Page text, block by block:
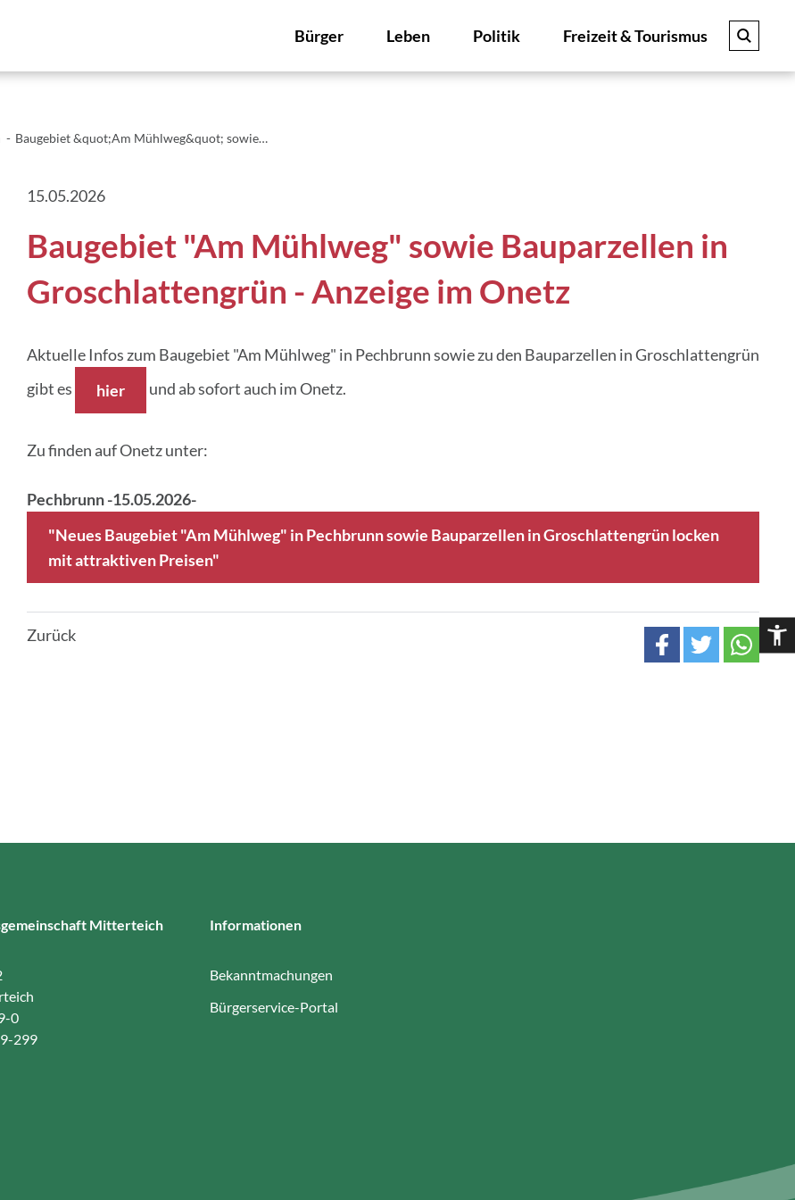
Bürger Leben Politik Freizeit & Tourismus
Baugebiet &quot;Am Mühlweg&quot; sowie…
Baugebiet "Am Mühlweg" sowie Bauparzellen in
Groschlattengrün - Anzeige im Onetz
15.05.2026
Aktuelle Infos zum Baugebiet "Am Mühlweg" in Pechbrunn sowie zu den Bauparzellen in Groschlattengrün
gibt es
hier und ab sofort auch im Onetz.
Zu finden auf Onetz unter:
Pechbrunn -15.05.2026-
"Neues Baugebiet "Am Mühlweg" in Pechbrunn sowie Bauparzellen in Groschlattengrün locken
mit attraktiven Preisen"
Zurück
Mitterteich
0
299
Informationen
Bekanntmachungen
Bürgerservice-Portal